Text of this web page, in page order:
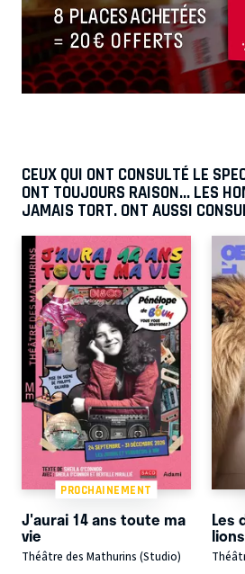
CEUX QUI ONT CONSULTÉ LE
ONT TOUJOURS RAISON... LES
JAMAIS TORT. ONT AUSSI
PROCHAINEMENT
J'aurai 14 ans toute ma
vie
Théâtre des Mathurins (Studio)
Les
lions